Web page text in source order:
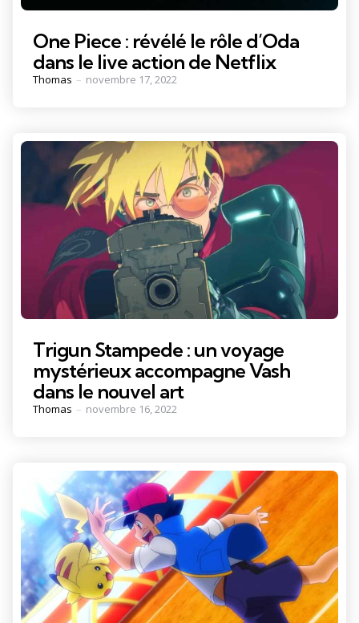
One Piece : révélé le rôle d’Oda
dans le live action de Netflix
Posted
Thomas novembre 17, 2022
Trigun Stampede : un voyage
mystérieux accompagne Vash
dans le nouvel art
Posted
Thomas novembre 16, 2022